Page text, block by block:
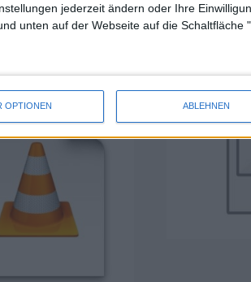
jederzeit ändern oder Ihre
unten auf der Webseite auf die Schaltfläche
OPTIONEN ABLEHNEN
für iPhone und iPad Dead Space